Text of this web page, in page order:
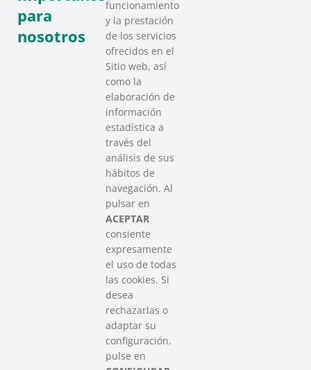
SAREEN SAREA
Asociación que agrupa a las redes
del Tercer Sector Social en Euskadi
Contacto
info@sareensarea.eu
Iparraguirre, 9 lonja – 48009 Bilbao
946 569 230
Colabora
para
nosotros
funcionamiento
y la prestación
de los servicios
ofrecidos en el
Sitio web, así
como la
elaboración de
información
estadística a
través del
análisis de sus
hábitos de
navegación. Al
pulsar en
ACEPTAR
consiente
expresamente
el uso de todas
las cookies. Si
desea
rechazarlas o
adaptar su
configuración,
pulse en